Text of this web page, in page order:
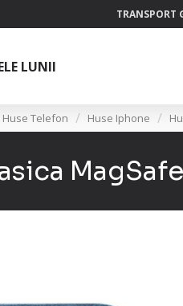
TRANSPORT
LUNII
Huse Telefon Huse Iphone